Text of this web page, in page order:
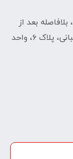
بعد از
چهار راه هدایت، سمت راست بن بست شیبانی، پلاک ۶، واحد